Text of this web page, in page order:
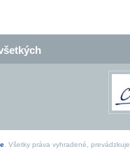
. Všetky práva vyhradené, prevádzkuje